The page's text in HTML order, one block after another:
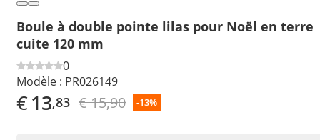
Boule à double pointe lilas pour Noël en terre
cuite 120 mm
0
Modèle : PR026149
€13,83 € 15,90 -13%